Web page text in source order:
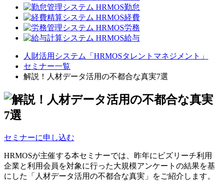
人財活用システム「HRMOSタレントマネジメント」
セミナー一覧
解説！人材データ活用の不都合な真実7選
セミナーに申し込む
HRMOSが主催する本セミナーでは、昨年にビズリーチ利用
企業と利用会員を対象に行った大規模アンケートの結果を基
にした「人材データ活用の不都合な真実」をご紹介します。